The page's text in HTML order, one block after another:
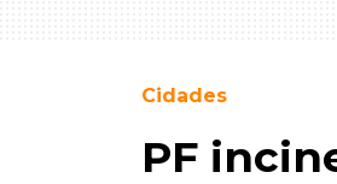
Cidades
PF